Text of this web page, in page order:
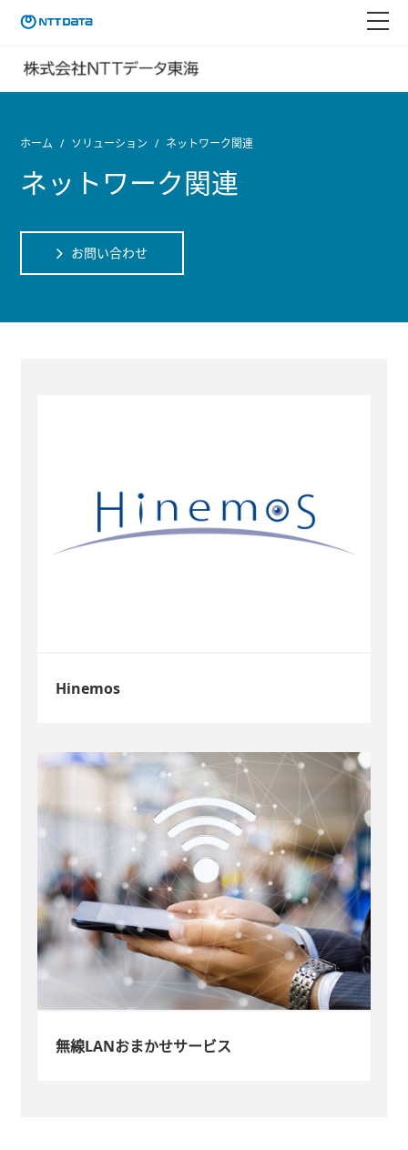
ホーム ソリューション ネットワーク関連
ネットワーク関連
お問い合わせ
Hinemos
無線LANおまかせサービス